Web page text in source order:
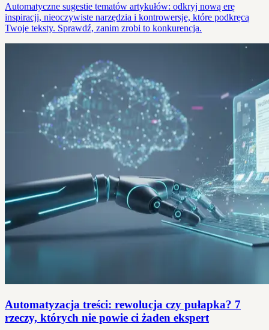
Automatyczne sugestie tematów artykułów: odkryj nową erę
inspiracji, nieoczywiste narzędzia i kontrowersje, które podkręcą
Twoje teksty. Sprawdź, zanim zrobi to konkurencja.
Automatyzacja treści: rewolucja czy pułapka? 7
rzeczy, których nie powie ci żaden ekspert